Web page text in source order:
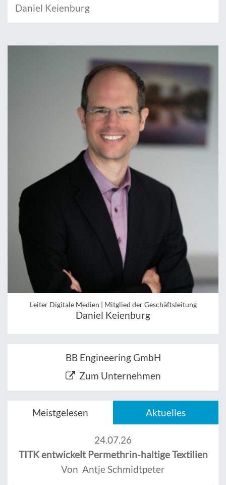
Daniel Keienburg
Leiter Digitale Medien | Mitglied der Geschäftsleitung
Daniel Keienburg
BB Engineering GmbH
Zum Unternehmen
Meistgelesen Aktuelles
24.07.26
TITK entwickelt Permethrin-haltige Textilien
Von Antje Schmidtpeter